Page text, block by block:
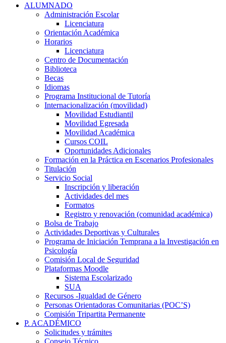
ALUMNADO
Administración Escolar
Licenciatura
Orientación Académica​
Horarios
Licenciatura
Centro de Documentación
Biblioteca
Becas
Idiomas
Programa Institucional de Tutoría
Internacionalización (movilidad)
Movilidad Estudiantil
Movilidad Egresada
Movilidad Académica
Cursos COIL
Oportunidades Adicionales
Formación en la Práctica en Escenarios Profesionales
Titulación
Servicio Social
Inscripción y liberación
Actividades del mes
Formatos
Registro y renovación (comunidad académica)
Bolsa de Trabajo
Actividades Deportivas y Culturales
Programa de Iniciación Temprana a la Investigación en
Psicología
Comisión Local de Seguridad
Plataformas Moodle
Sistema Escolarizado
SUA
Recursos -Igualdad de Género
Personas Orientadoras Comunitarias (POC’S)
Comisión Tripartita Permanente
P. ACADÉMICO
Solicitudes y trámites
Consejo Técnico